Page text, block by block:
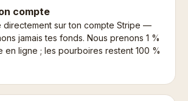
compte
directement sur ton compte Stripe —
jamais tes fonds. Nous prenons 1 %
en ligne ; les pourboires restent 100 %